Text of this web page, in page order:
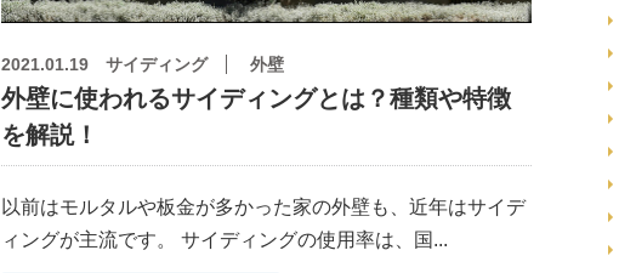
2021.01.19 サイディング 外壁
外壁に使われるサイディングとは？種類や特徴
を解説！
以前はモルタルや板金が多かった家の外壁も、近年はサイデ
ィングが主流です。 サイディングの使用率は、国...